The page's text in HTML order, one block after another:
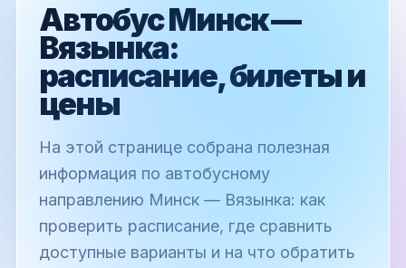
Автобус Минск —
Вязынка:
расписание, билеты и
цены
На этой странице собрана полезная
информация по автобусному
направлению Минск — Вязынка: как
проверить расписание, где сравнить
доступные варианты и на что обратить